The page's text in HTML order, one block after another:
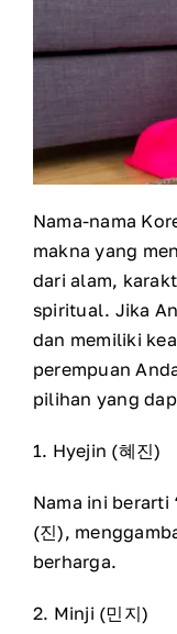
Nama-nama
makna yang
dari alam,
spiritual. Jika
dan memiliki
perempuan
pilihan yang
1. Hyejin (혜진)
Nama ini berarti
(진),
berharga.
2. Minji (민지)